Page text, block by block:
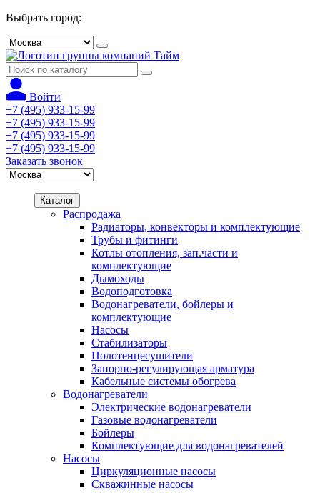
Выбрать город:
Войти
+7 (495) 933-15-99
+7 (495) 933-15-99
+7 (495) 933-15-99
+7 (495) 933-15-99
Заказать звонок
Каталог
Распродажа
Радиаторы, конвекторы и комплектующие
Трубы и фитинги
Котлы отопления, зап.части и
комплектующие
Дымоходы
Водоподготовка
Водонагреватели, бойлеры и
комплектующие
Насосы
Стабилизаторы
Полотенцесушители
Запорно-регулирующая арматура
Кабельные системы обогрева
Водонагреватели
Электрические водонагреватели
Газовые водонагреватели
Бойлеры
Комплектующие для водонагревателей
Насосы
Циркуляционные насосы
Скважинные насосы